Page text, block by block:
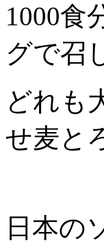
1000食
グで召
どれも
せ麦と
日本の